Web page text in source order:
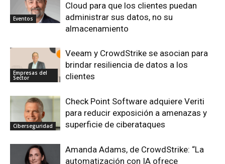
Eventos
Cloud para que los clientes puedan
administrar sus datos, no su
almacenamiento
Empresas del
Sector
Veeam y CrowdStrike se asocian para
brindar resiliencia de datos a los
clientes
Ciberseguridad
Check Point Software adquiere Veriti
para reducir exposición a amenazas y
superficie de ciberataques
Amanda Adams, de CrowdStrike: “La
automatización con IA ofrece